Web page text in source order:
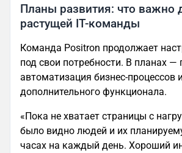
Планы развития: что важно
растущей IT-команды
Команда Positron продолжает
под свои потребности. В планах —
автоматизация бизнес-процессов
дополнительного функционала.
«Пока не хватает страницы с
было видно людей и их
часах на каждый день. Хороший